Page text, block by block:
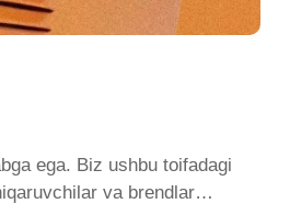
ega. Biz ushbu toifadagi
va brendlar